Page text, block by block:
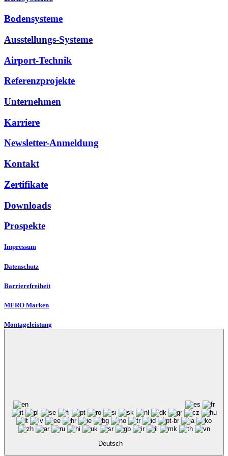
Bodensysteme
Ausstellungs-Systeme
Airport-Technik
Referenzprojekte
Unternehmen
Karriere
Newsletter-Anmeldung
Kontakt
Zertifikate
Downloads
Prospekte
Impressum
Datenschutz
Barrierefreiheit
MERO Marken
Montageleistung
Deutsch